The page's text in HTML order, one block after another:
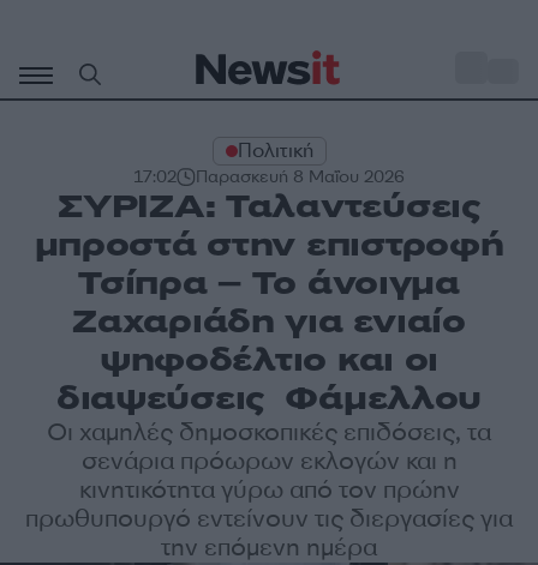
περιεχόμενο
Πολιτική
17:02 Παρασκευή 8 Μαΐου 2026
ΣΥΡΙΖΑ: Ταλαντεύσεις
μπροστά στην επιστροφή
Τσίπρα – Το άνοιγμα
Ζαχαριάδη για ενιαίο
ψηφοδέλτιο και οι
διαψεύσεις Φάμελλου
Οι χαμηλές δημοσκοπικές επιδόσεις, τα
σενάρια πρόωρων εκλογών και η
κινητικότητα γύρω από τον πρώην
πρωθυπουργό εντείνουν τις διεργασίες για
την επόμενη ημέρα